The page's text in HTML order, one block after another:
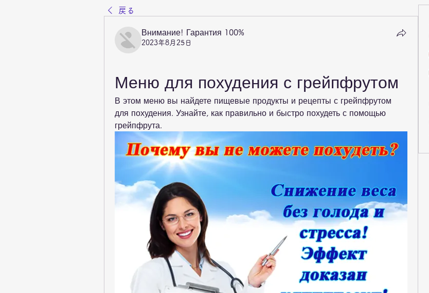
戻る
Внимание! Гарантия 100%
2023年8月25日
Меню для похудения с грейпфрутом
В этом меню вы найдете пищевые продукты и рецепты с грейпфрутом
для похудения. Узнайте, как правильно и быстро похудеть с помощью
грейпфрута.